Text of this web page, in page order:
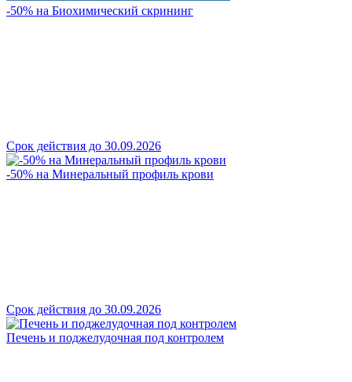
-50% на Биохимический скрининг
Срок действия до 30.09.2026
-50% на Минеральный профиль крови
Срок действия до 30.09.2026
Печень и поджелудочная под контролем